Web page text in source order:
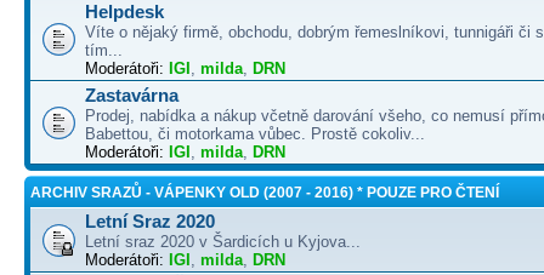
Helpdesk
Víte o nějaký firmě, obchodu, dobrým řemeslníkovi, tunnigáři či
tím...
Moderátoři: IGI , milda, DRN
Zastavárna
Prodej, nabídka a nákup včetně darování všeho, co nemusí
Babettou, či motorkama vůbec. Prostě cokoliv...
Moderátoři: IGI , milda, DRN
ARCHIV SRAZŮ - VÁPENKY OLD (2007 - 2016) * POUZE PRO ČTENÍ
Letní Sraz 2020
Letní sraz 2020 v Šardicích u Kyjova...
Moderátoři: IGI , milda, DRN